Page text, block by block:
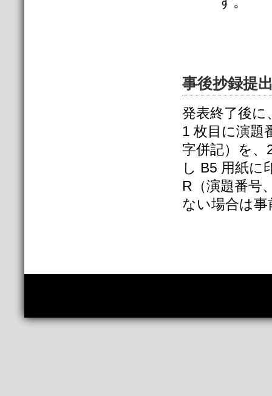
事後抄録提
発表終了後に
1 枚目に演題
字併記）を、
し B5 用紙に
R（演題番号
ない場合は